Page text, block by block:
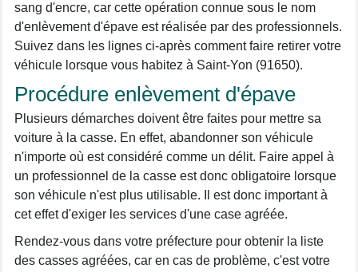
sang d'encre, car cette opération connue sous le nom
d'enlèvement d'épave est réalisée par des professionnels.
Suivez dans les lignes ci-après comment faire retirer votre
véhicule lorsque vous habitez à Saint-Yon (91650).
Procédure enlèvement d'épave
Plusieurs démarches doivent être faites pour mettre sa
voiture à la casse. En effet, abandonner son véhicule
n'importe où est considéré comme un délit. Faire appel à
un professionnel de la casse est donc obligatoire lorsque
son véhicule n'est plus utilisable. Il est donc important à
cet effet d'exiger les services d'une case agréée.
Rendez-vous dans votre préfecture pour obtenir la liste
des casses agréées, car en cas de problème, c'est votre